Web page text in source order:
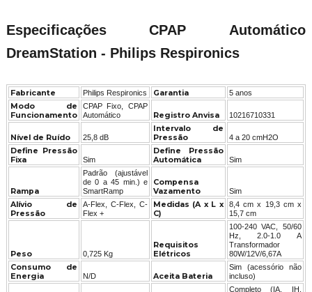
Especificações CPAP Automático
DreamStation - Philips Respironics
Fabricante Philips Respironics Garantia 5 anos
Modo de
Funcionamento
CPAP Fixo, CPAP
Automático
Registro Anvisa 10216710331
Nível de Ruído 25,8 dB
Intervalo de
Pressão
4 a 20 cmH2O
Define Pressão
Fixa
Sim
Define Pressão
Automática
Sim
Rampa
Padrão (ajustável
de 0 a 45 min.) e
SmartRamp
Compensa
Vazamento
Sim
Alívio de
Pressão
A-Flex, C-Flex, C-
Flex +
Medidas (A x L x
C)
8,4 cm x 19,3 cm x
15,7 cm
Peso 0,725 Kg
Requisitos
Elétricos
100-240 VAC, 50/60
Hz, 2.0-1.0 A
Transformador
80W/12V/6,67A
Consumo de
Energia
N/D Aceita Bateria
Sim (acessório não
incluso)
Completo (IA, IH,